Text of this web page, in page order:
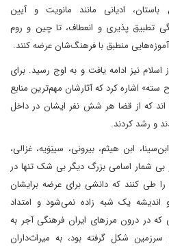
ادیانی مانند مانویت و آیین
تطبیق پذیری و انعطاف، تا چین و روم
منطبق با فرهنگ‌شان عرضه کنند.
نیز ادامه یافت و به اوج رسید. برای
اشاره کرد که آثارشان مهم‌ترین منابع
که از قضا هر شش نفر ایشان در داخل
و رشد کردند.
ابن هیثم، بیرونی، سیبَوَیه، غزالی،
شمار اسامی بزرگ دیگر بی شک تنها در
طی کنند که دانشی برای عرضه برایشان
یک شبه زاده نمی‌شود و امتداد
در درون مرزهای ایران فرهنگی آجر به
شکل گرفته بود، به میراث‌داران